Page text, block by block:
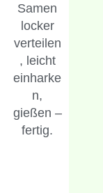
Samen
locker
verteilen
, leicht
einharke
n,
gießen –
fertig.